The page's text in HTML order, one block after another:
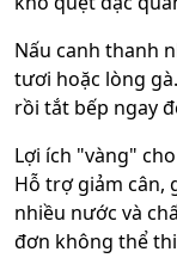
Nấu canh thanh
tươi hoặc lòng
rồi tắt bếp ngay
Lợi ích "vàng"
Hỗ trợ giảm cân,
nhiều nước và
đơn không thể